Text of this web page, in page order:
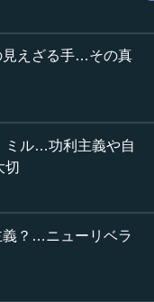
本とニューリベラ
の講義でもお話しいた
くべきだ」という主
栄治郎や石橋湛山が
郎は、トマス・ヒル
して、「グリーンの
主義だ」ということ
見えざる手…その真
ミル…功利主義や自
切
？…ニューリベラ